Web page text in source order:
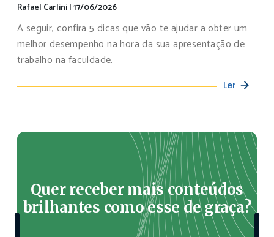
Rafael Carlini|17/06/2026
A seguir, confira 5 dicas que vão te ajudar a obter um
melhor desempenho na hora da sua apresentação de
trabalho na faculdade.
Ler
Quer receber mais conteúdos
brilhantes como esse de graça?